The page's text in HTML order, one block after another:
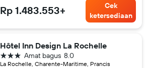
Rp 1.483.553+
Cek
ketersediaan
Hôtel Inn Design La Rochelle
La Rochelle, Charente-Maritime, Prancis
8.0
Amat bagus
bintang 3